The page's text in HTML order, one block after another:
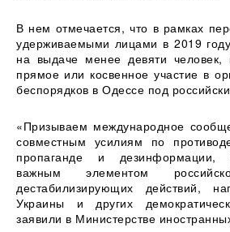
В нем отмечается, что в рамках
удерживаемыми лицами в 2019
на выдаче менее девяти человек,
прямое или косвенное участие в
беспорядков в Одессе под
«Призываем международное
совместным усилиям по
пропаганде и дезинформации,
важным элементом
дестабилизирующих действий,
Украины и других
заявили в Министерстве